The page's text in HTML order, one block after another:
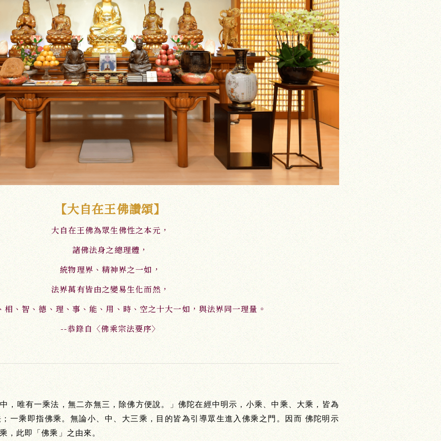
【大自在王佛讚頌】
大自在王佛為眾生佛性之本元，
諸佛法身之總理體，
統物理界、精神界之一如，
法界萬有皆由之變易生化而然，
相、智、德、理、事、能、用、時、空之十大一如，與法界同一理量。
--恭錄自〈佛乘宗法要序〉
，唯有一乘法，無二亦無三，除佛方便說。」佛陀在經中明示，小乘、中乘、大乘，皆為
一乘即指佛乘。無論小、中、大三乘，目的皆為引導眾生進入佛乘之門。因而 佛陀明示
，此即「佛乘」之由來。